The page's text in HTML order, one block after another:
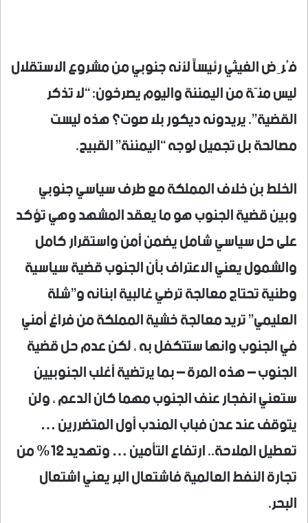
فُرِض الغيثي رئيساً لأنه جنوبي من مشروع الاستقلال
ليس منّة من اليمننة واليوم يصرخون: “لا تذكر
القضية”. يريدونه ديكور بلا صوت؟ هذه ليست
مصالحة بل تجميل لوجه “اليمننة” القبيح.
الخلط بن خلاف المملكة مع طرف سياسي جنوبي
وبين قضية الجنوب هو ما يعقد المشهد وهي تؤكد
على حل سياسي شامل يضمن أمن واستقرار كامل
والشمول يعني الاعتراف بأن الجنوب قضية سياسية
وطنية تحتاج معالجة ترضي غالبية ابنانه و”شلة
العليمي” تريد معالجة خشية المملكة من فراغ أمني
في الجنوب وانها ستتكفل به ، لكن عدم حل قضية
الجنوب – هذه المرة – بما يرتضية أغلب الجنوبيين
ستعني انفجار عنف الجنوب مهما كان الدعم ، ولن
يتوقف عند عدن فباب المندب أول المتضررين …
تعطيل الملاحة.. ارتفاع التأمين … وتهديد 12% من
تجارة النفط العالمية فاشتعال البر يعني اشتعال
البحر.